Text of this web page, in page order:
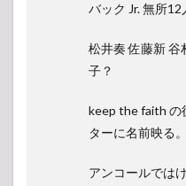
バック Jr. 無所12
松井奏 佐藤新 谷
子？
keep the faith の
ターに名前映る。
アンコールでは